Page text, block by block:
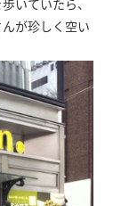
いていたら、
が珍しく空い